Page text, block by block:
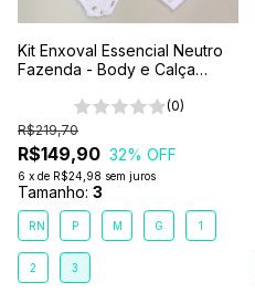
Kit Enxoval Essencial Neutro
Fazenda - Body e Calça
Premium
(0)
R$149,90
R$219,70
32% OFF
6 x de R$24,98 sem juros
Tamanho: 3
RN P M G 1
2 3